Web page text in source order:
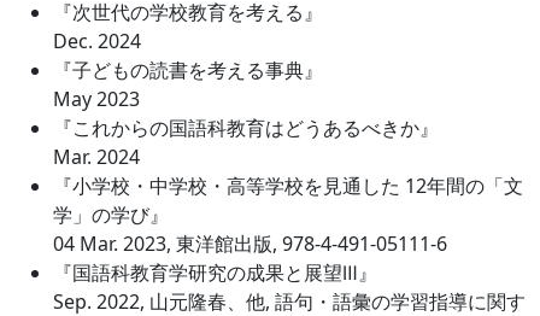
『次世代の学校教育を考える』
Dec. 2024
『子どもの読書を考える事典』
May 2023
『これからの国語科教育はどうあるべきか』
Mar. 2024
『小学校・中学校・高等学校を見通した 12年間の「文
学」の学び』
04 Mar. 2023, 東洋館出版, 978-4-491-05111-6
『国語科教育学研究の成果と展望Ⅲ』
Sep. 2022, 山元隆春、他, 語句・語彙の学習指導に関す